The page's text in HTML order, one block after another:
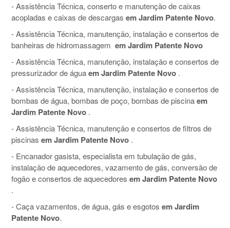
- Assistência Técnica, conserto e manutenção de caixas
acopladas e caixas de descargas em Jardim Patente Novo.
- Assistência Técnica, manutenção, instalação e consertos de
banheiras de hidromassagem em Jardim Patente Novo
- Assistência Técnica, manutenção, instalação e consertos de
pressurizador de águaem Jardim Patente Novo .
- Assistência Técnica, manutenção, instalação e consertos de
bombas de água, bombas de poço, bombas de piscinaem
Jardim Patente Novo .
- Assistência Técnica, manutenção e consertos de filtros de
piscinas em Jardim Patente Novo .
- Encanador gasista, especialista em tubulação de gás,
instalação de aquecedores, vazamento de gás, conversão de
fogão e consertos de aquecedores em Jardim Patente Novo
.
- Caça vazamentos, de água, gás e esgotos em Jardim
Patente Novo.